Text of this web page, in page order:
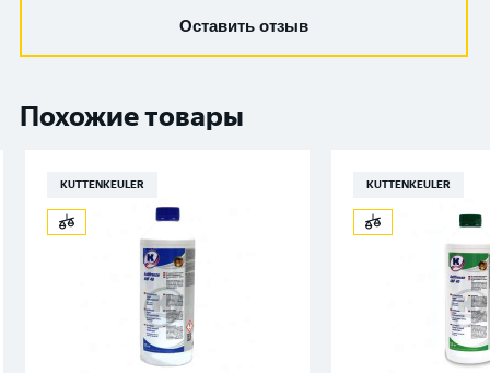
Оставить отзыв
Похожие товары
KUTTENKEULER KUTTENKEULER